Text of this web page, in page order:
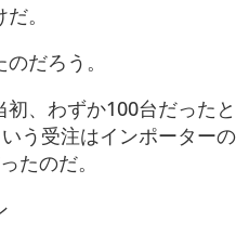
。
だろう。
、わずか100台だったと
う受注はインポーターの
たのだ。